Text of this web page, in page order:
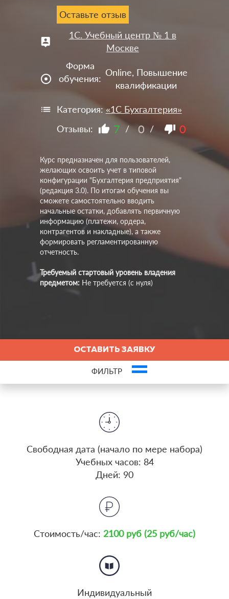
1С. Учебный центр № 1 в
Москве
adjust
Форма
обучения:
Online, Повышение
квалификации
Категория:«1С Бухгалтерия»
Отзывы:
7 / 0/ 0
Оставьте отзыв
Курс предназначен для пользователей,
желающих освоить учет в типовой
конфигурации "Бухгалтерия предприятия"
(редакция 3.0). По итогам обучения вы
сможете самостоятельно вводить
начальные остатки, добавлять первичную
информацию (платежи, ордера,
контрагентов и накладные), а также
формировать регламентированную
отчетность.
Требуемый стартовый уровень владения
предметом: Не требуется (с нуля)
Cвободная дата (начало по мере набора)
Учебных часов: 84
Дней: 90
Стоимость/час: 2100 руб (25 руб/час)
Индивидуальный
ОСТАВИТЬ ЗАЯВКУ
ФИЛЬТР